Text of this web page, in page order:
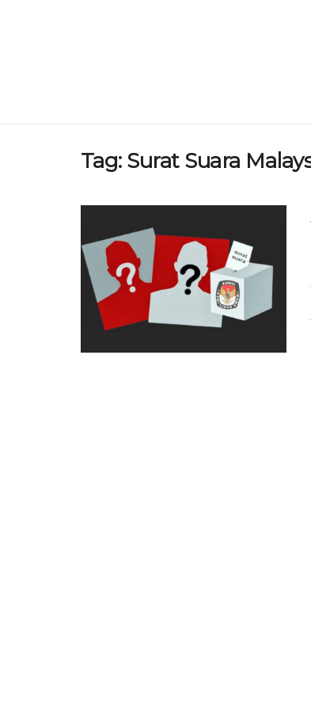
Tag: Surat Suara